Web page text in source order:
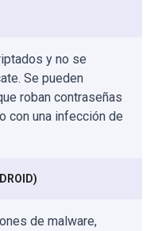
y no se
Se pueden
roban contraseñas
con una infección de
de malware,